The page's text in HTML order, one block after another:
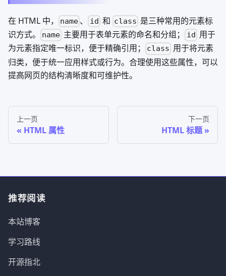
在 HTML 中， name 、 id 和 class 是三种常用的元素标
识方式。
name 主要用于表单元素的命名和分组； id 用于
为元素指定唯一标识，便于精确引用；
class 用于将元素
归类，便于统一应用样式或行为。合理使用这些属性，可以
提高网页的结构清晰度和可维护性。
上一页
HTML 属性
下一页
HTML 标题
推荐阅读
本站博客
学习路线
开源指北